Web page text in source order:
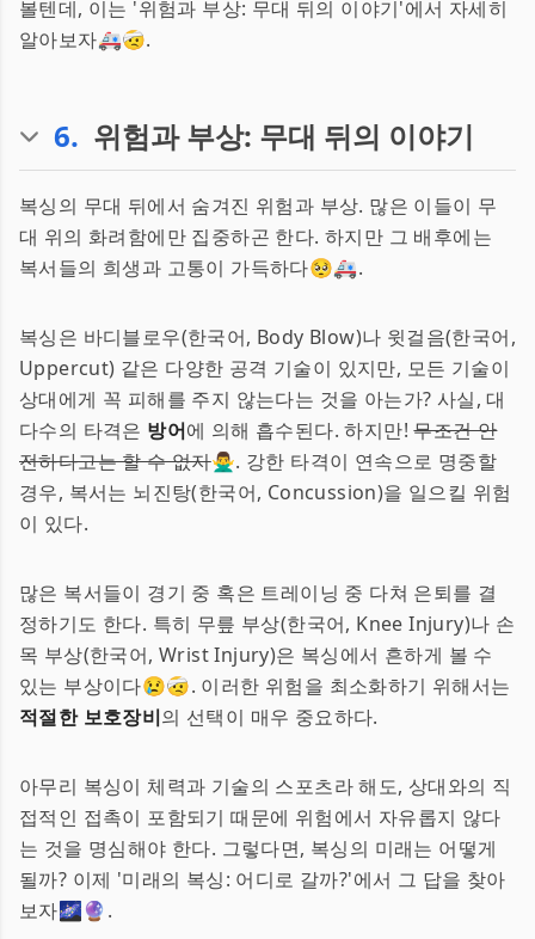
볼텐데, 이는 '위험과 부상: 무대 뒤의 이야기'에서 자세히
알아보자🚑🤕.
6. 위험과 부상: 무대 뒤의 이야기
복싱의 무대 뒤에서 숨겨진 위험과 부상. 많은 이들이 무
대 위의 화려함에만 집중하곤 한다. 하지만 그 배후에는
복서들의 희생과 고통이 가득하다🥺🚑.
복싱은 바디블로우(한국어, Body Blow)나 윗걸음(한국어,
Uppercut) 같은 다양한 공격 기술이 있지만, 모든 기술이
상대에게 꼭 피해를 주지 않는다는 것을 아는가? 사실, 대
다수의 타격은 방어에 의해 흡수된다. 하지만!무조건 안
전하다고는 할 수 없지🙅‍♂️. 강한 타격이 연속으로 명중할
경우, 복서는 뇌진탕(한국어, Concussion)을 일으킬 위험
이 있다.
많은 복서들이 경기 중 혹은 트레이닝 중 다쳐 은퇴를 결
정하기도 한다. 특히 무릎 부상(한국어, Knee Injury)나 손
목 부상(한국어, Wrist Injury)은 복싱에서 흔하게 볼 수
있는 부상이다😢🤕. 이러한 위험을 최소화하기 위해서는
적절한 보호장비의 선택이 매우 중요하다.
아무리 복싱이 체력과 기술의 스포츠라 해도, 상대와의 직
접적인 접촉이 포함되기 때문에 위험에서 자유롭지 않다
는 것을 명심해야 한다. 그렇다면, 복싱의 미래는 어떻게
될까? 이제 '미래의 복싱: 어디로 갈까?'에서 그 답을 찾아
보자🌌🔮.